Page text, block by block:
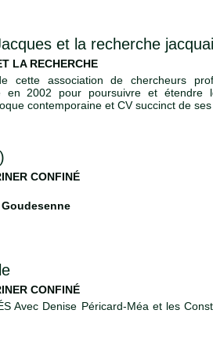
et la recherche
LA RECHERCHE
cette association de chercheurs
en 2002 pour poursuivre et étendre
contemporaine et CV succinct de ses
CONFINÉ
Goudesenne
CONFINÉ
Avec Denise Péricard-Méa et les